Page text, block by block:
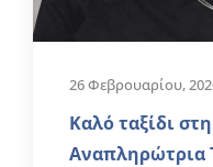
26 Φεβρουαρίου,
Καλό ταξίδι
Αναπληρώτρια